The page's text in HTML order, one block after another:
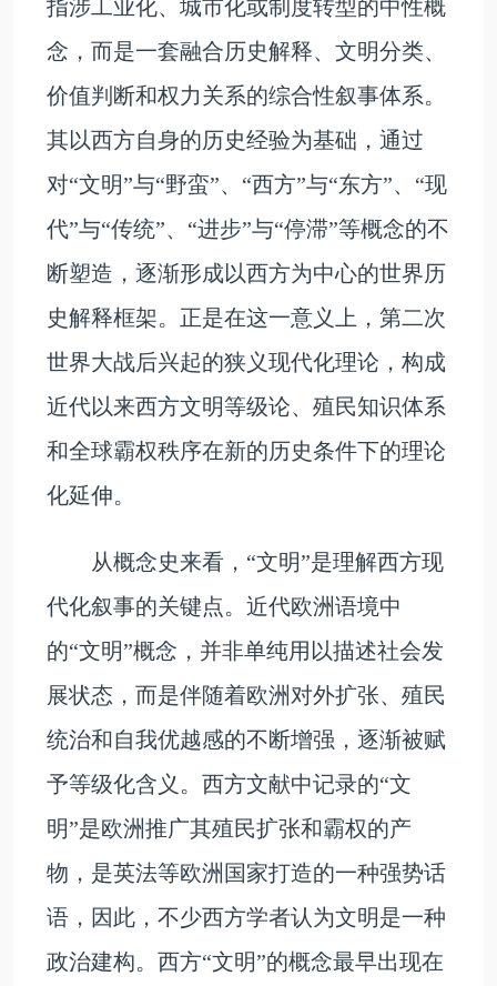
指涉工业化、城市化或制度转型的中性概
念，而是一套融合历史解释、文明分类、
价值判断和权力关系的综合性叙事体系。
其以西方自身的历史经验为基础，通过
对“文明”与“野蛮”、“西方”与“东方”、“现
代”与“传统”、“进步”与“停滞”等概念的不
断塑造，逐渐形成以西方为中心的世界历
史解释框架。正是在这一意义上，第二次
世界大战后兴起的狭义现代化理论，构成
近代以来西方文明等级论、殖民知识体系
和全球霸权秩序在新的历史条件下的理论
化延伸。
从概念史来看，“文明”是理解西方现
代化叙事的关键点。近代欧洲语境中
的“文明”概念，并非单纯用以描述社会发
展状态，而是伴随着欧洲对外扩张、殖民
统治和自我优越感的不断增强，逐渐被赋
予等级化含义。西方文献中记录的“文
明”是欧洲推广其殖民扩张和霸权的产
物，是英法等欧洲国家打造的一种强势话
语，因此，不少西方学者认为文明是一种
政治建构。西方“文明”的概念最早出现在